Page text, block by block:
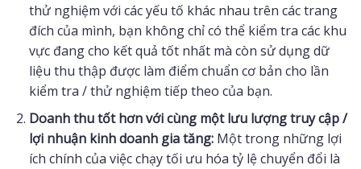
thử nghiệm với các yếu tố khác nhau trên các trang
đích của mình, bạn không chỉ có thể kiểm tra các khu
vực đang cho kết quả tốt nhất mà còn sử dụng dữ
liệu thu thập được làm điểm chuẩn cơ bản cho lần
kiểm tra / thử nghiệm tiếp theo của bạn.
Doanh thu tốt hơn với cùng một lưu lượng truy cập /
lợi nhuận kinh doanh gia tăng:Một trong những lợi
ích chính của việc chạy tối ưu hóa tỷ lệ chuyển đổi là